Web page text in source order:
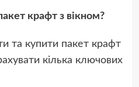
крафт з вікном?
та купити пакет крафт
кілька ключових